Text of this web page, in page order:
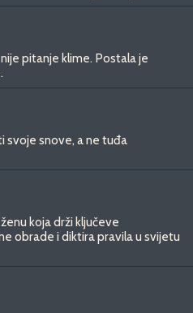
pitanje klime. Postala je
svoje snove, a ne tuđa
koja drži ključeve
obrade i diktira pravila u svijetu